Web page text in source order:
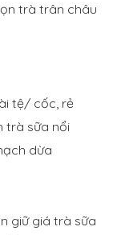
trà trân châu
tệ/ cốc, rẻ
trà sữa nổi
dừa
giữ giá trà sữa